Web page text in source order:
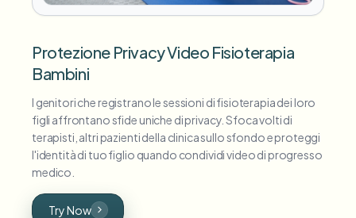
Protezione Privacy Video Fisioterapia
Bambini
I genitori che registrano le sessioni di fisioterapia dei loro
figli affrontano sfide uniche di privacy. Sfoca volti di
terapisti, altri pazienti della clinica sullo sfondo e proteggi
l'identità di tuo figlio quando condividi video di progresso
medico.
Try Now